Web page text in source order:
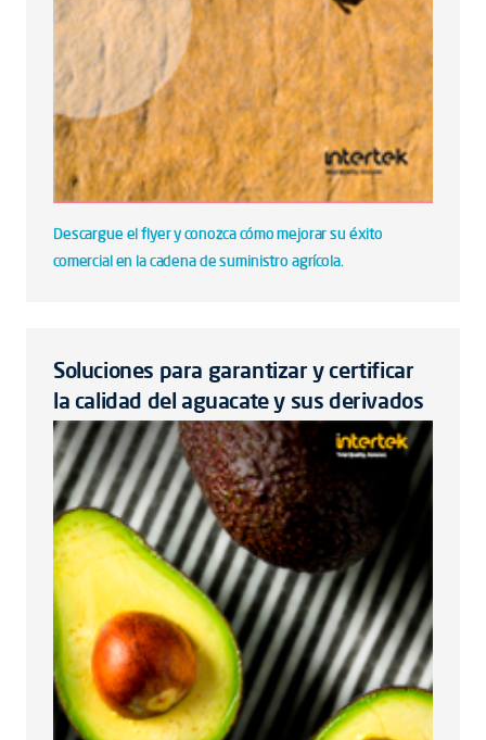
Descargue el flyer y conozca cómo mejorar su éxito
comercial en la cadena de suministro agrícola.
Soluciones para garantizar y certificar
la calidad del aguacate y sus derivados